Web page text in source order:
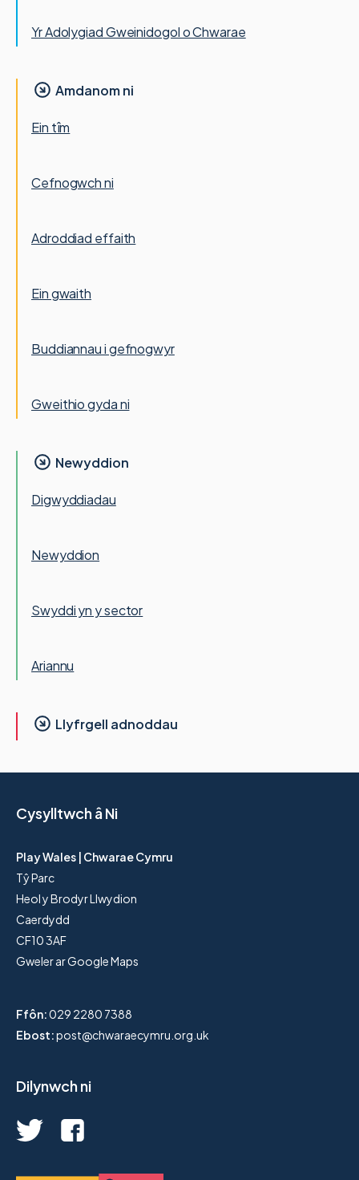
Yr Adolygiad Gweinidogol o Chwarae
Amdanom ni
Ein tîm
Cefnogwch ni
Adroddiad effaith
Ein gwaith
Buddiannau i gefnogwyr
Gweithio gyda ni
Newyddion
Digwyddiadau
Newyddion
Swyddi yn y sector
Ariannu
Llyfrgell adnoddau
Cysylltwch â Ni
Play Wales | Chwarae Cymru
Tŷ Parc
Heol y Brodyr Llwydion
Caerdydd
CF10 3AF
Gweler ar Google Maps
Ffôn:029 2280 7388
Ebost:post@chwaraecymru.org.uk
Dilynwch ni